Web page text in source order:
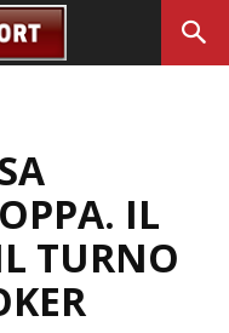
IL
TURNO